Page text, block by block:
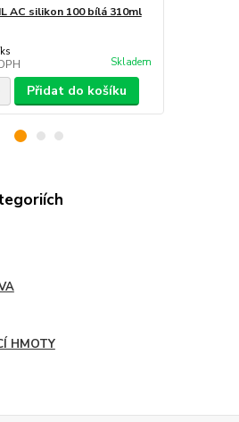
AC silikon 100 bílá 310ml
ks
Skladem
Přidat do košíku
HMOTY